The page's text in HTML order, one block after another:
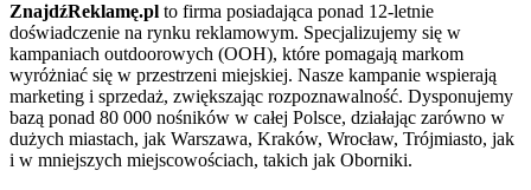
ZnajdźReklamę.pl to firma posiadająca ponad 12-letnie
doświadczenie na rynku reklamowym. Specjalizujemy się w
kampaniach outdoorowych (OOH), które pomagają markom
wyróżniać się w przestrzeni miejskiej. Nasze kampanie wspierają
marketing i sprzedaż, zwiększając rozpoznawalność. Dysponujemy
bazą ponad 80 000 nośników w całej Polsce, działając zarówno w
dużych miastach, jak Warszawa, Kraków, Wrocław, Trójmiasto, jak
i w mniejszych miejscowościach, takich jak Oborniki.